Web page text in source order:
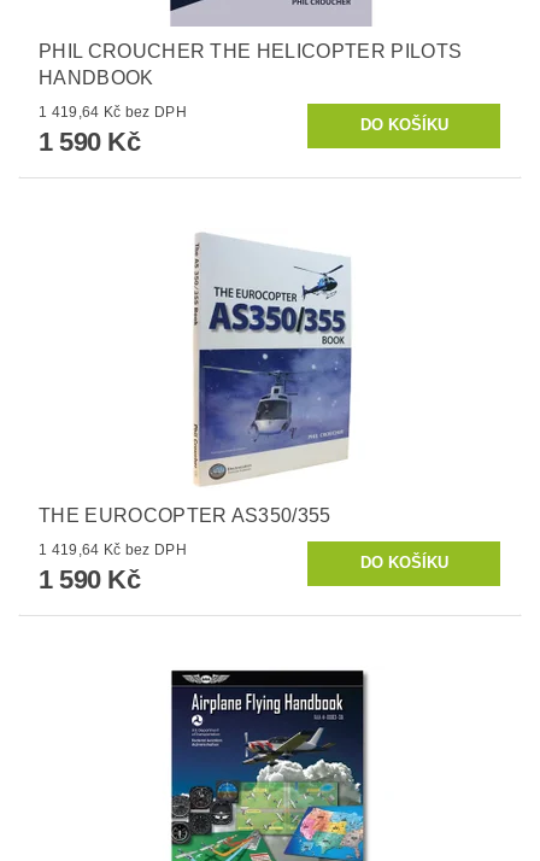
PHIL CROUCHER THE HELICOPTER PILOTS
HANDBOOK
1 419,64 Kč bez DPH
1 590 Kč
THE EUROCOPTER AS350/355
1 419,64 Kč bez DPH
1 590 Kč